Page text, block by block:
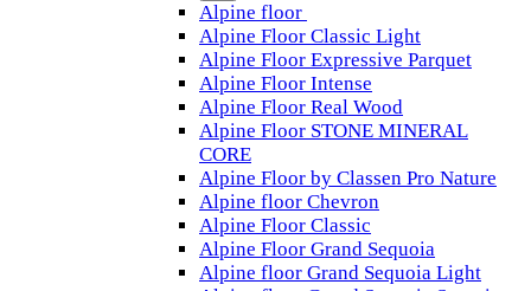
Alpine floor
Alpine Floor Classic Light
Alpine Floor Expressive Parquet
Alpine Floor Intense
Alpine Floor Real Wood
Alpine Floor STONE MINERAL
CORE
Alpine Floor by Classen Pro Nature
Alpine floor Chevron
Alpine Floor Classic
Alpine Floor Grand Sequoia
Alpine floor Grand Sequoia Light